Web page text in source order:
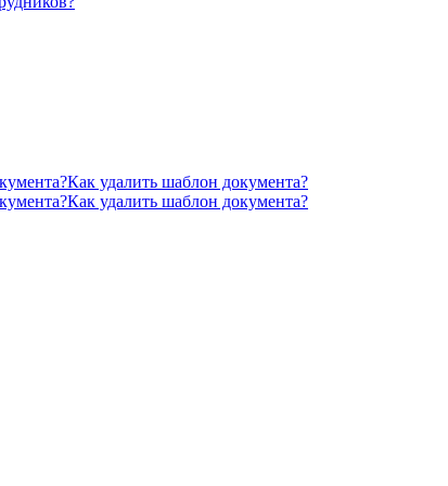
Как удалить шаблон документа?
Как удалить шаблон документа?